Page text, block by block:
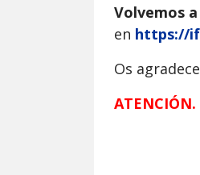
Volvemos
en https://
Os